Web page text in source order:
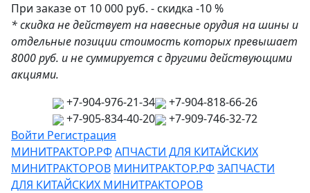
При заказе от 10 000 руб. - скидка -10 %
* скидка не действует на навесные орудия на шины и
отдельные позиции стоимость которых превышает
8000 руб. и не суммируется с другими действующими
акциями.
+7-904-976-21-34
+7-904-818-66-26
+7-905-834-40-20
+7-909-746-32-72
Войти Регистрация
МИНИТРАКТОР.РФ АПЧАСТИ ДЛЯ КИТАЙСКИХ
МИНИТРАКТОРОВ МИНИТРАКТОР.РФ ЗАПЧАСТИ
ДЛЯ КИТАЙСКИХ МИНИТРАКТОРОВ